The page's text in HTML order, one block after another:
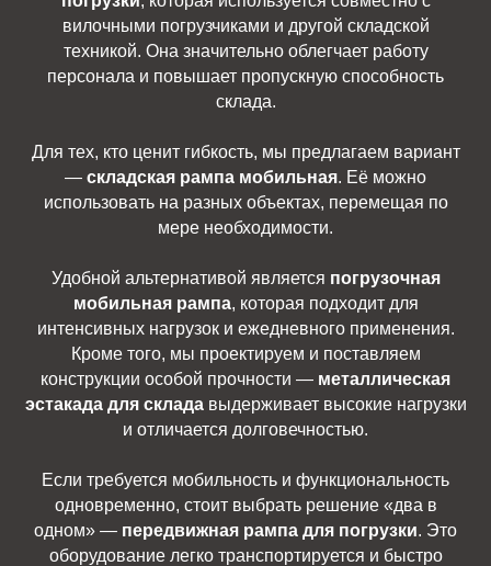
вилочными погрузчиками и другой складской
техникой. Она значительно облегчает работу
персонала и повышает пропускную способность
склада.
Для тех, кто ценит гибкость, мы предлагаем вариант
— складская рампа мобильная. Её можно
использовать на разных объектах, перемещая по
мере необходимости.
Удобной альтернативой является погрузочная
мобильная рампа, которая подходит для
интенсивных нагрузок и ежедневного применения.
Кроме того, мы проектируем и поставляем
конструкции особой прочности — металлическая
эстакада для складавыдерживает высокие нагрузки
и отличается долговечностью.
Если требуется мобильность и функциональность
одновременно, стоит выбрать решение «два в
одном» — передвижная рампа для погрузки. Это
оборудование легко транспортируется и быстро